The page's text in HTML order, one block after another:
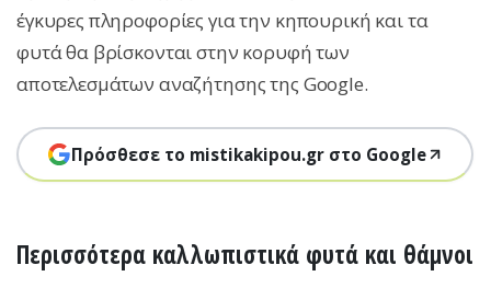
έγκυρες πληροφορίες για την κηπουρική και τα
φυτά θα βρίσκονται στην κορυφή των
αποτελεσμάτων αναζήτησης της Google.
Πρόσθεσε το mistikakipou.gr στο Google
Περισσότερα καλλωπιστικά φυτά και θάμνοι